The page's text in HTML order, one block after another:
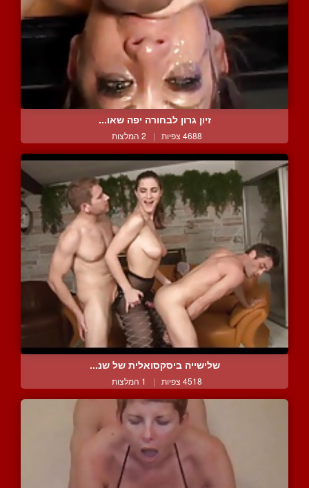
זיון גרון לבחורה יפה שאו...
4688 צפיות | 2 המלצות
שלישייה ביסקסואלית של שנ...
4518 צפיות | 1 המלצות